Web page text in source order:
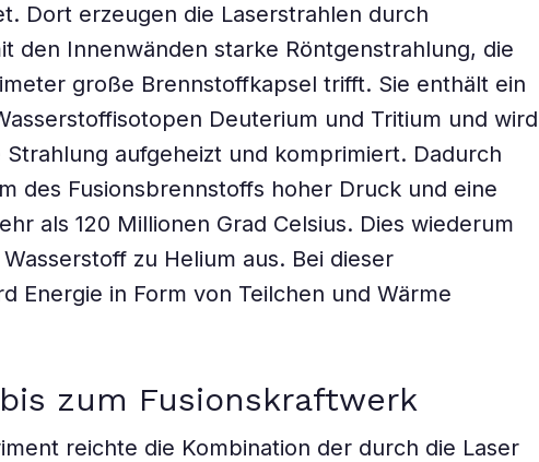
Dort erzeugen die Laserstrahlen durch
den Innenwänden starke Röntgenstrahlung, die
große Brennstoffkapsel trifft. Sie enthält ein
Deuterium und Tritium und wird
aufgeheizt und komprimiert. Dadurch
des Fusionsbrennstoffs hoher Druck und eine
als 120 Millionen Grad Celsius. Dies wiederum
zu Helium aus. Bei dieser
Energie in Form von Teilchen und Wärme
zum Fusionskraftwerk
reichte die Kombination der durch die Laser